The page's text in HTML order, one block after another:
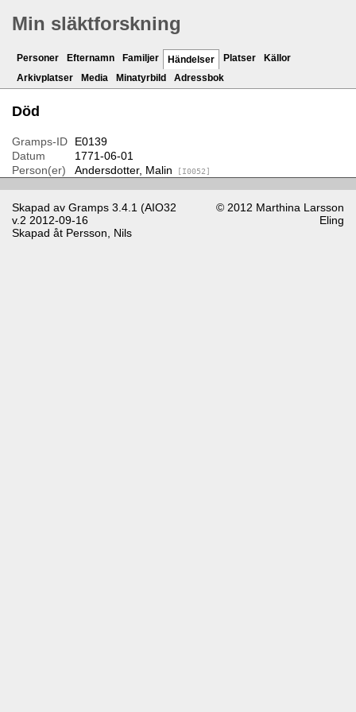
Min släktforskning
Personer Efternamn Familjer Händelser Platser
Källor
Arkivplatser
Media Minatyrbild Adressbok
Död
Gramps-ID
E0139
Datum
1771-06-01
Person(er)
Andersdotter, Malin [I0052]
Skapad av Gramps 3.4.1 (AIO32
v.2 2012-09-16
Skapad åt Persson, Nils
© 2012 Marthina Larsson
Eling